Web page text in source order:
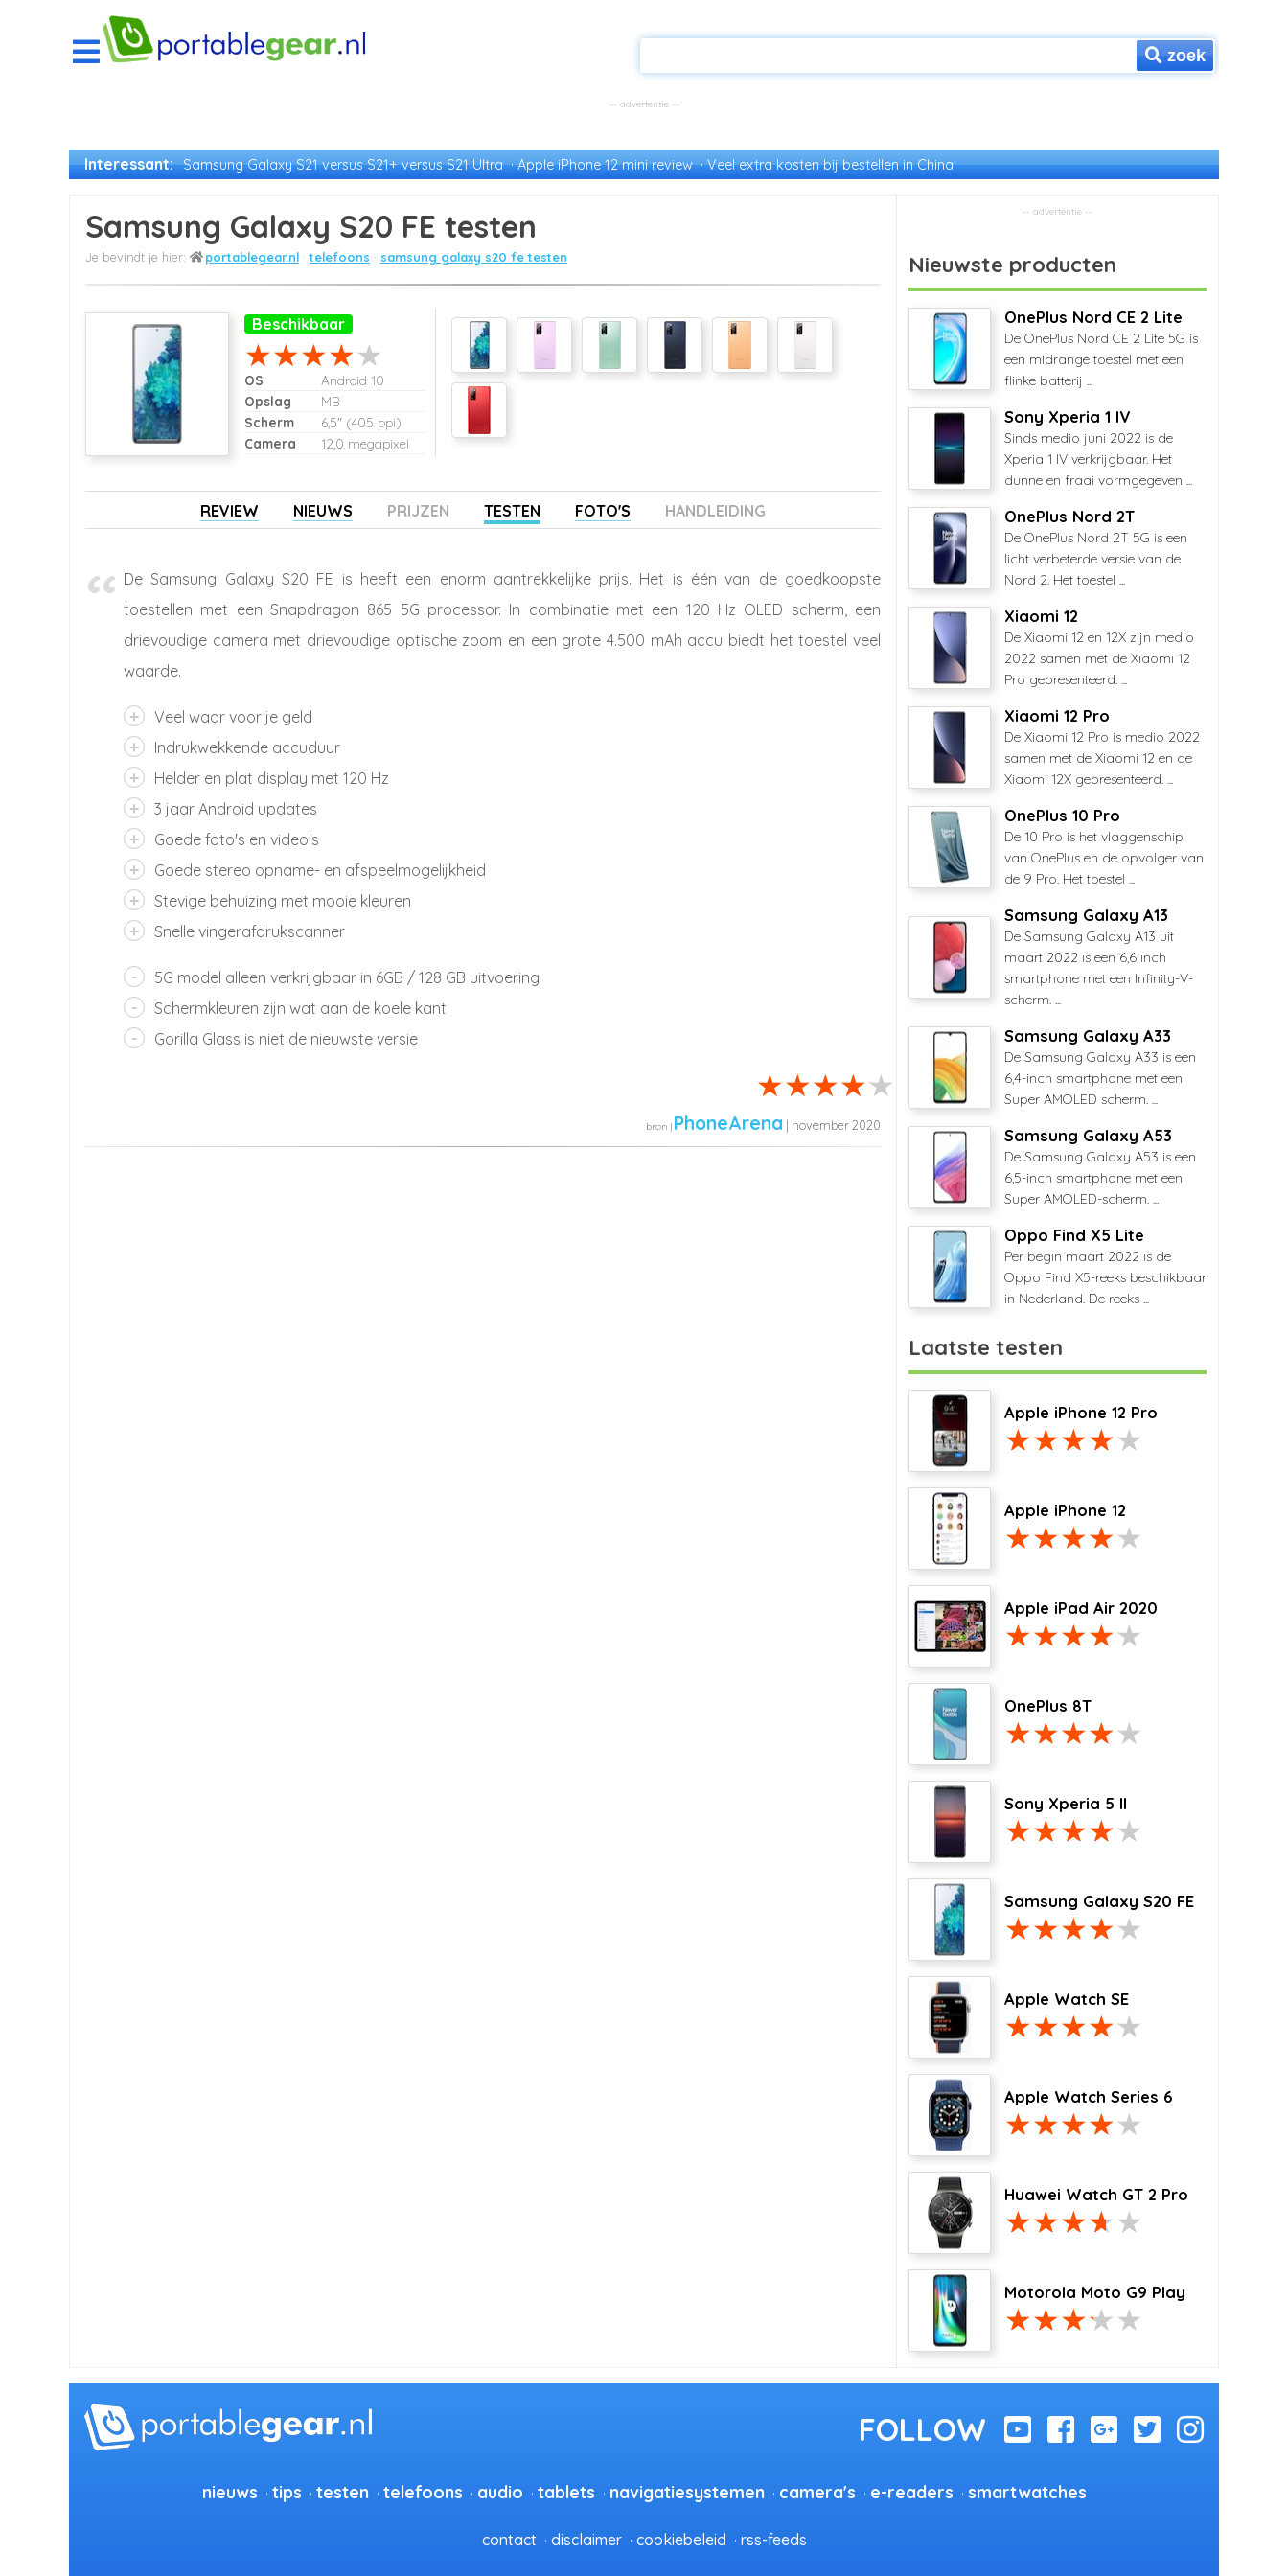
zoek
Interessant: Samsung Galaxy S21 versus S21+ versus S21 Ultra Apple iPhone 12 mini review Veel extra kosten bij bestellen in China
Samsung Galaxy S20 FE testen
portablegear.nl telefoons samsung galaxy s20 fe testen
Beschikbaar
OS
Android 10
Opslag
MB
Scherm
6,5" (405 ppi)
Camera
12,0 megapixel
REVIEW NIEUWS PRIJZEN TESTEN FOTO'S HANDLEIDING
De Samsung Galaxy S20 FE is heeft een enorm aantrekkelijke prijs. Het is één van de goedkoopste
toestellen met een Snapdragon 865 5G processor. In combinatie met een 120 Hz OLED scherm, een
drievoudige camera met drievoudige optische zoom en een grote 4.500 mAh accu biedt het toestel veel
waarde.
Veel waar voor je geld
Indrukwekkende accuduur
Helder en plat display met 120 Hz
3 jaar Android updates
Goede foto's en video's
Goede stereo opname- en afspeelmogelijkheid
Stevige behuizing met mooie kleuren
Snelle vingerafdrukscanner
5G model alleen verkrijgbaar in 6GB / 128 GB uitvoering
Schermkleuren zijn wat aan de koele kant
Gorilla Glass is niet de nieuwste versie
PhoneArena | november 2020
Nieuwste producten
OnePlus Nord CE 2 Lite
De OnePlus Nord CE 2 Lite 5G is
een midrange toestel met een
flinke batterij ...
Sony Xperia 1 IV
Sinds medio juni 2022 is de
Xperia 1 IV verkrijgbaar. Het
dunne en fraai vormgegeven ...
OnePlus Nord 2T
De OnePlus Nord 2T 5G is een
licht verbeterde versie van de
Nord 2. Het toestel ...
Xiaomi 12
De Xiaomi 12 en 12X zijn medio
2022 samen met de Xiaomi 12
Pro gepresenteerd. ...
Xiaomi 12 Pro
De Xiaomi 12 Pro is medio 2022
samen met de Xiaomi 12 en de
Xiaomi 12X gepresenteerd. ...
OnePlus 10 Pro
De 10 Pro is het vlaggenschip
van OnePlus en de opvolger van
de 9 Pro. Het toestel ...
Samsung Galaxy A13
De Samsung Galaxy A13 uit
maart 2022 is een 6,6 inch
smartphone met een Infinity-V-
scherm. ...
Samsung Galaxy A33
De Samsung Galaxy A33 is een
6,4-inch smartphone met een
Super AMOLED scherm. ...
Samsung Galaxy A53
De Samsung Galaxy A53 is een
6,5-inch smartphone met een
Super AMOLED-scherm. ...
Oppo Find X5 Lite
Per begin maart 2022 is de
Oppo Find X5-reeks beschikbaar
in Nederland. De reeks ...
Laatste testen
Apple iPhone 12 Pro
Apple iPhone 12
Apple iPad Air 2020
OnePlus 8T
Sony Xperia 5 II
Samsung Galaxy S20 FE
Apple Watch SE
Apple Watch Series 6
Huawei Watch GT 2 Pro
Motorola Moto G9 Play
nieuws tips testen telefoons audio tablets navigatiesystemen camera's e-readers smartwatches
contact disclaimer cookiebeleid rss-feeds